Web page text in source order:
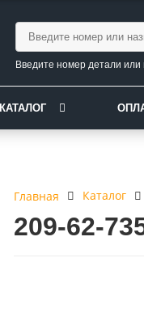
Введите номер детали
КАТАЛОГ
Главная Каталог
209-62-